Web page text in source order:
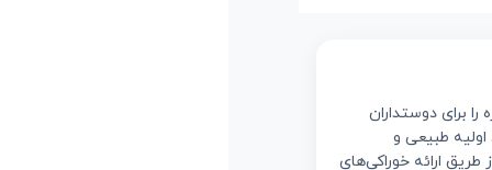
سالم و خوشمزه را برای دوستداران
طبیعی و
ارائه خوراکی‌های